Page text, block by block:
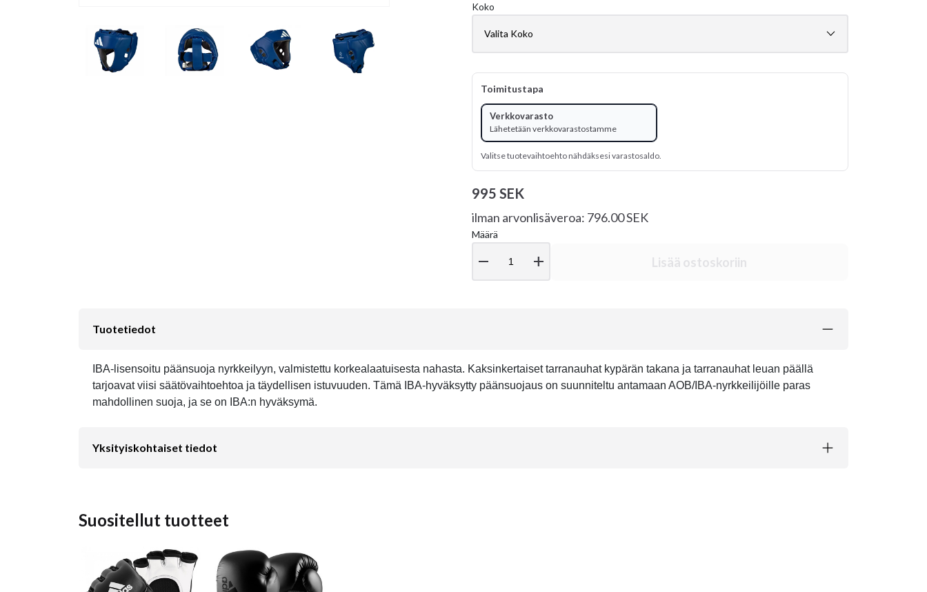
Koko
Toimitustapa
Verkkovarasto
Lähetetään verkkovarastostamme
Valitse tuotevaihtoehto nähdäksesi varastosaldo.
995 SEK
ilman arvonlisäveroa: 796.00 SEK
Määrä
remove add Lisää ostoskoriin
Tuotetiedot
IBA-lisensoitu päänsuoja nyrkkeilyyn, valmistettu korkealaatuisesta nahasta. Kaksinkertaiset tarranauhat kypärän takana ja tarranauhat leuan päällä
tarjoavat viisi säätövaihtoehtoa ja täydellisen istuvuuden. Tämä IBA-hyväksytty päänsuojaus on suunniteltu antamaan AOB/IBA-nyrkkeilijöille paras
mahdollinen suoja, ja se on IBA:n hyväksymä.
Yksityiskohtaiset tiedot
Suositellut tuotteet